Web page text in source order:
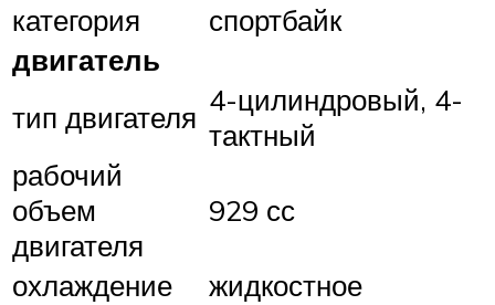
категория
спортбайк
двигатель
тип двигателя 4-цилиндровый, 4-
тактный
рабочий
объем
двигателя
929 сс
охлаждение
жидкостное